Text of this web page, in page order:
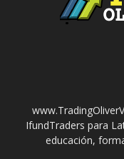
IfundTraders para
educación,